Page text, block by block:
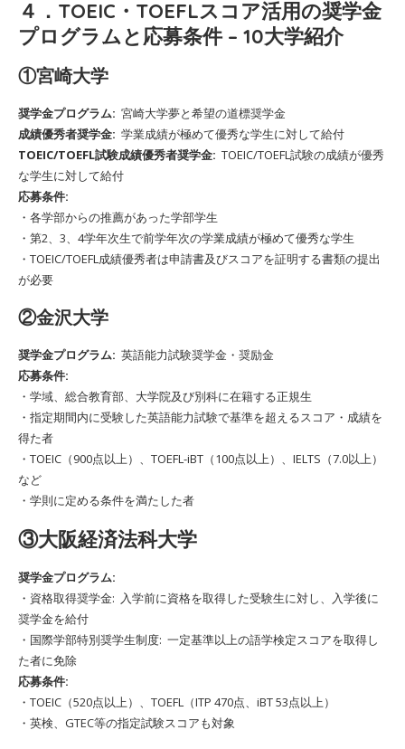
４．TOEIC・TOEFLスコア活用の奨学金
プログラムと応募条件 – 10大学紹介
①宮崎大学
奨学金プログラム: 宮崎大学夢と希望の道標奨学金
成績優秀者奨学金: 学業成績が極めて優秀な学生に対して給付
TOEIC/TOEFL試験成績優秀者奨学金: TOEIC/TOEFL試験の成績が優秀
な学生に対して給付
応募条件:
・各学部からの推薦があった学部学生
・第2、3、4学年次生で前学年次の学業成績が極めて優秀な学生
・TOEIC/TOEFL成績優秀者は申請書及びスコアを証明する書類の提出
が必要
②金沢大学
奨学金プログラム: 英語能力試験奨学金・奨励金
応募条件:
・学域、総合教育部、大学院及び別科に在籍する正規生
・指定期間内に受験した英語能力試験で基準を超えるスコア・成績を
得た者
・TOEIC（900点以上）、TOEFL-iBT（100点以上）、IELTS（7.0以上）
など
・学則に定める条件を満たした者
③大阪経済法科大学
奨学金プログラム:
・資格取得奨学金: 入学前に資格を取得した受験生に対し、入学後に
奨学金を給付
・国際学部特別奨学生制度: 一定基準以上の語学検定スコアを取得し
た者に免除
応募条件:
・TOEIC（520点以上）、TOEFL（ITP 470点、iBT 53点以上）
・英検、GTEC等の指定試験スコアも対象